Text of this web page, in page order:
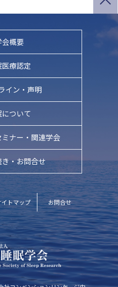
会概要
療認定
イン・ 声明
ついて
ミナー・関連学会
・お問合せ
イトマップ お問合せ